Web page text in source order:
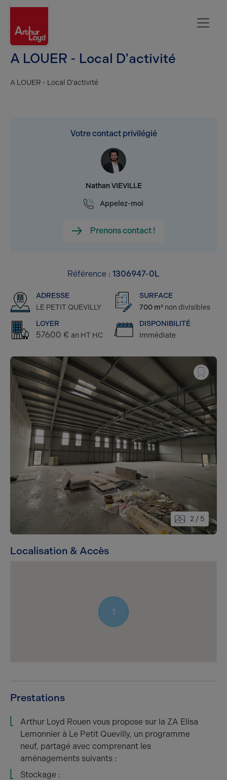
A LOUER - Local D'activité
A LOUER - Local D'activité
Votre contact privilégié
Nathan VIEVILLE
Appelez-moi
Prenons contact !
Référence : 1306947-0L
ADRESSE
LE PETIT QUEVILLY
SURFACE
700 m² non divisibles
LOYER
57600 € an HT HC
DISPONIBILITÉ
Immédiate
2 / 5
Localisation & Accès
1
Prestations
Arthur Loyd Rouen vous propose sur la ZA Elisa
Lemonnier à Le Petit Quevilly, un programme
neuf, partagé avec comprenant les
aménagements suivants :
Stockage :